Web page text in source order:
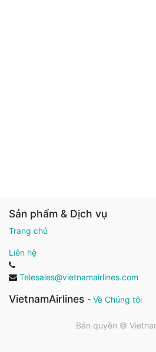
Sản phẩm & Dịch vụ
Trang chủ
Liên hệ
Telesales@vietnamairlines.com
VietnamAirlines - Về Chúng tôi
Bản quyền ©